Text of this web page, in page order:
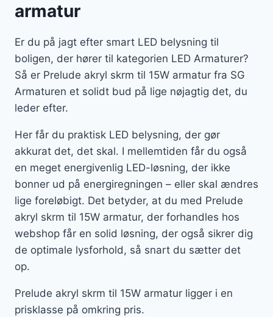
armatur
Er du på jagt efter smart LED belysning til
boligen, der hører til kategorien LED Armaturer?
Så er Prelude akryl skrm til 15W armatur fra SG
Armaturen et solidt bud på lige nøjagtig det, du
leder efter.
Her får du praktisk LED belysning, der gør
akkurat det, det skal. I mellemtiden får du også
en meget energivenlig LED-løsning, der ikke
bonner ud på energiregningen – eller skal ændres
lige foreløbigt. Det betyder, at du med Prelude
akryl skrm til 15W armatur, der forhandles hos
webshop får en solid løsning, der også sikrer dig
de optimale lysforhold, så snart du sætter det
op.
Prelude akryl skrm til 15W armatur ligger i en
prisklasse på omkring pris.